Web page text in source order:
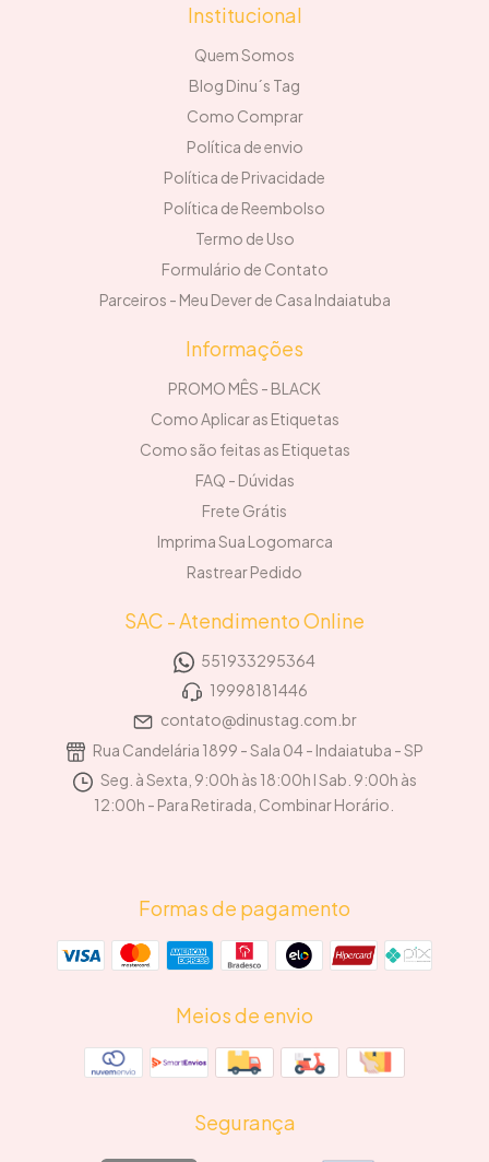
Institucional
Quem Somos
Blog Dinu´s Tag
Como Comprar
Política de envio
Política de Privacidade
Política de Reembolso
Termo de Uso
Formulário de Contato
Parceiros - Meu Dever de Casa Indaiatuba
Informações
PROMO MÊS - BLACK
Como Aplicar as Etiquetas
Como são feitas as Etiquetas
FAQ - Dúvidas
Frete Grátis
Imprima Sua Logomarca
Rastrear Pedido
SAC - Atendimento Online
551933295364
19998181446
contato@dinustag.com.br
Rua Candelária 1899 - Sala 04 - Indaiatuba - SP
Seg. à Sexta, 9:00h às 18:00h I Sab. 9:00h às
12:00h - Para Retirada, Combinar Horário.
Formas de pagamento
Meios de envio
Segurança